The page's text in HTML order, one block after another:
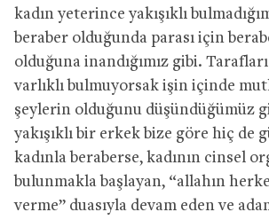
kadın yeterince yakışıklı
beraber olduğunda parası için
olduğuna inandığımız gibi. Tarafları
varlıklı bulmuyorsak işin içinde
şeylerin olduğunu düşündüğümüz
yakışıklı bir erkek bize göre hiç de
kadınla beraberse, kadının cinsel
bulunmakla başlayan, “allahın
verme” duasıyla devam eden ve